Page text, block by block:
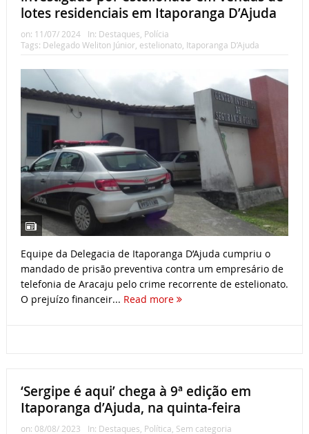
lotes residenciais em Itaporanga D’Ajuda
on: 11/07/ 2024 In: Destaques, Polícia
Tags: Delegado Weliton Júnior, estelionato, Itaporanga D’Ajuda
Equipe da Delegacia de Itaporanga D’Ajuda cumpriu o
mandado de prisão preventiva contra um empresário de
telefonia de Aracaju pelo crime recorrente de estelionato.
O prejuízo financeir... Read more
‘Sergipe é aqui’ chega à 9ª edição em
Itaporanga d’Ajuda, na quinta-feira
on: 08/08/ 2023 In: Destaques, Política, Sem categoria